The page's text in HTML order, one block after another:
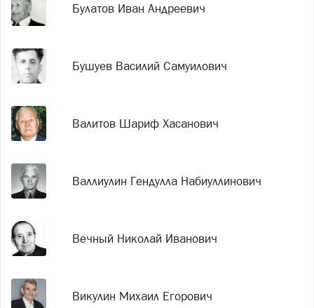
Булатов Иван Андреевич
Бушуев Василий Самуилович
Валитов Шариф Хасанович
Валлиулин Гендулла Набиуллинович
Вечный Николай Иванович
Викулин Михаил Егорович